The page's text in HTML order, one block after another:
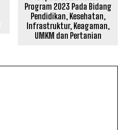
Program 2023 Pada Bidang
Pendidikan, Kesehatan,
Infrastruktur, Keagaman,
UMKM dan Pertanian